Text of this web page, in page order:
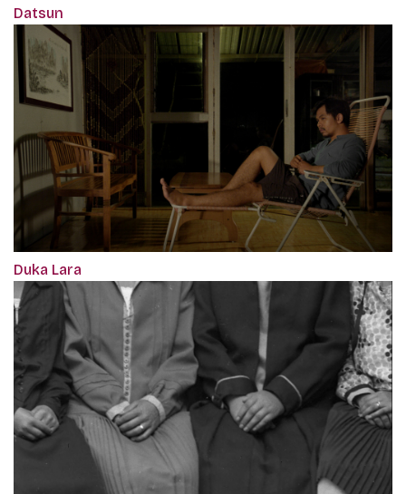
Datsun
Duka Lara